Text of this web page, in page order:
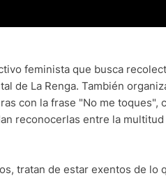
feminista que busca
de La Renga. También
con la frase "No me toques",
reconocerlas entre la
tratan de estar exentos de lo